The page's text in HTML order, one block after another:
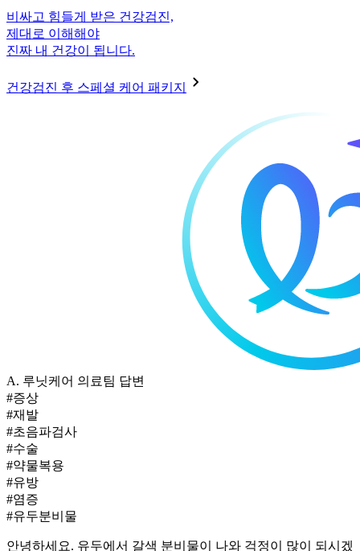
비싸고 힘들게 받은 건강검진,
제대로 이해해야
진짜 내 건강이 됩니다.
건강검진 후 스페셜 케어 패키지
A. 루닛케어 의료팀 답변
#증상
#재발
#초음파검사
#수술
#약물복용
#유방
#염증
#유두분비물
안녕하세요. 유두에서 갈색 분비물이 나와 걱정이 많이 되시겠